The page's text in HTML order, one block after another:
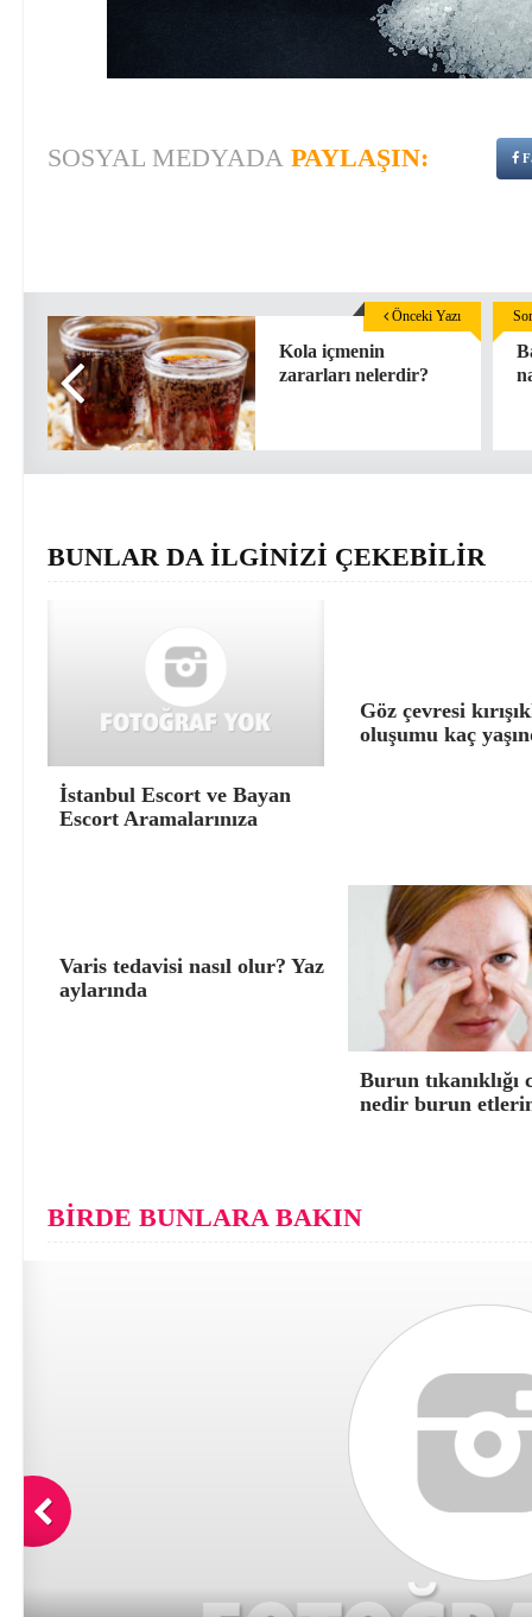
SOSYAL MEDYADA PAYLAŞIN:
Kola içmenin
zararları nelerdir?
Önceki Yazı
BUNLAR DA İLGİNİZİ ÇEKEBİLİR
İstanbul Escort ve Bayan
Escort Aramalarınıza
Göz çevresi
oluşumu kaç
Varis tedavisi nasıl olur? Yaz
aylarında
Burun tıkanıklığı
nedir burun
BİRDE BUNLARA BAKIN